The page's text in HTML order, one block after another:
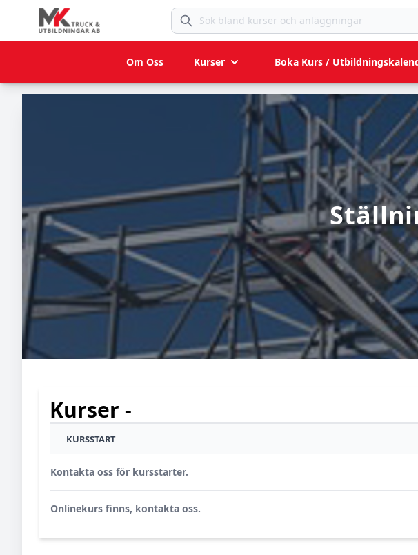
Sök bland kurser och anläggningar
Om Oss Kurser Boka Kurs /
Kurser -
KURSSTART
Kontakta oss för kursstarter.
Onlinekurs finns, kontakta oss.